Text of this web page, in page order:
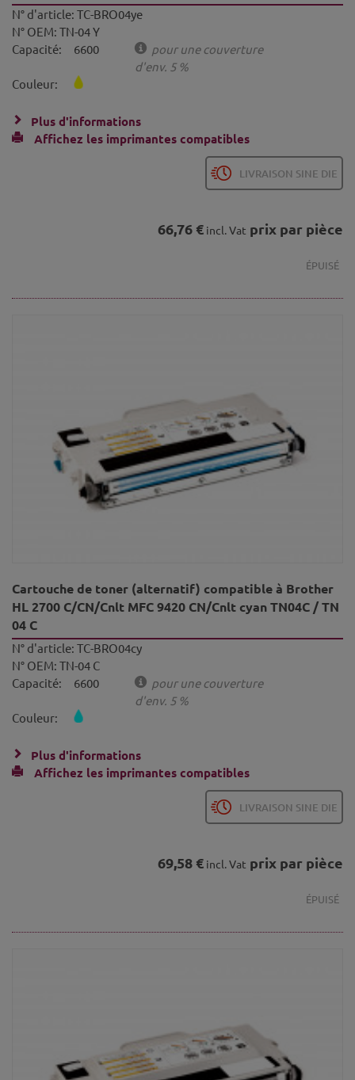
N° d'article: TC-BRO04ye
N° OEM: TN-04 Y
Capacité:
6600
pour une couverture
d'env. 5 %
Couleur:
Plus d'informations
Affichez les imprimantes compatibles
LIVRAISON SINE DIE
66,76 € incl. Vat prix par pièce
ÉPUISÉ
Cartouche de toner (alternatif) compatible à Brother
HL 2700 C/CN/Cnlt MFC 9420 CN/Cnlt cyan TN04C / TN
04 C
N° d'article: TC-BRO04cy
N° OEM: TN-04 C
Capacité:
6600
pour une couverture
d'env. 5 %
Couleur:
Plus d'informations
Affichez les imprimantes compatibles
LIVRAISON SINE DIE
69,58 € incl. Vat prix par pièce
ÉPUISÉ